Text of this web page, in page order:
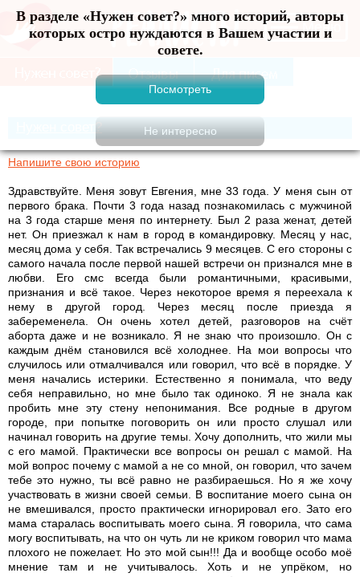
В разделе «Нужен совет?» много историй, авторы
которых остро нуждаются в Вашем участии и
совете.
Меню
Нужен совет?
Напишите свою историю
Здравствуйте. Меня зовут Евгения, мне 33 года. У меня сын от
первого брака. Почти 3 года назад познакомилась с мужчиной
на 3 года старше меня по интернету. Был 2 раза женат, детей
нет. Он приезжал к нам в город в командировку. Месяц у нас,
месяц дома у себя. Так встречались 9 месяцев. С его стороны с
самого начала после первой нашей встречи он признался мне в
любви. Его смс всегда были романтичными, красивыми,
признания и всё такое. Через некоторое время я переехала к
нему в другой город. Через месяц после приезда я
забеременела. Он очень хотел детей, разговоров на счёт
аборта даже и не возникало. Я не знаю что произошло. Он с
каждым днём становился всё холоднее. На мои вопросы что
случилось или отмалчивался или говорил, что всё в порядке. У
меня начались истерики. Естественно я понимала, что веду
себя неправильно, но мне было так одиноко. Я не знала как
пробить мне эту стену непонимания. Все родные в другом
городе, при попытке поговорить он или просто слушал или
начинал говорить на другие темы. Хочу дополнить, что жили мы
с его мамой. Практически все вопросы он решал с мамой. На
мой вопрос почему с мамой а не со мной, он говорил, что зачем
тебе это нужно, ты всё равно не разбираешься. Но я же хочу
участвовать в жизни своей семьи. В воспитание моего сына он
не вмешивался, просто практически игнорировал его. Зато его
мама старалась воспитывать моего сына. Я говорила, что сама
могу воспитывать, на что он чуть ли не криком говорил что мама
плохого не пожелает. Но это мой сын!!! Да и вообще особо моё
мнение там и не учитывалось. Хоть и не упрёком, но